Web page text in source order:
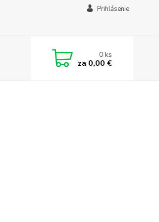
Prihlásenie
0ks
za 0,00 €